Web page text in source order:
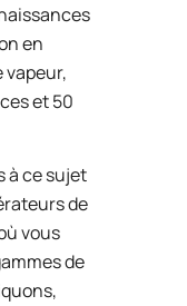
en
vapeur,
et 50
à ce sujet
de
vous
de